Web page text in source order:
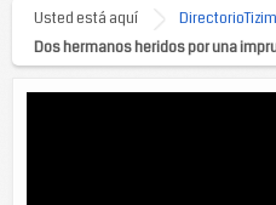
Usted está aquí
Dos hermanos heridos por una